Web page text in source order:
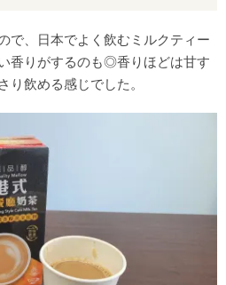
で、日本でよく飲むミルクティー
香りがするのも◎香りほどは甘す
り飲める感じでした。